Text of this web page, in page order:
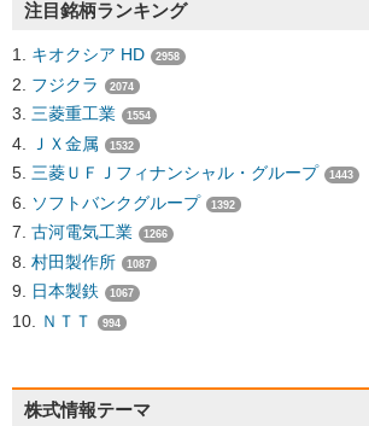
注目銘柄ランキング
キオクシア HD 2958
フジクラ 2074
三菱重工業 1554
ＪＸ金属 1532
三菱ＵＦＪフィナンシャル・グループ 1443
ソフトバンクグループ 1392
古河電気工業 1266
村田製作所 1087
日本製鉄 1067
ＮＴＴ 994
株式情報テーマ